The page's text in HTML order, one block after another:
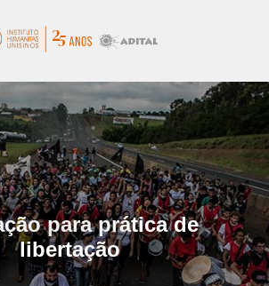
para prática de
libertação